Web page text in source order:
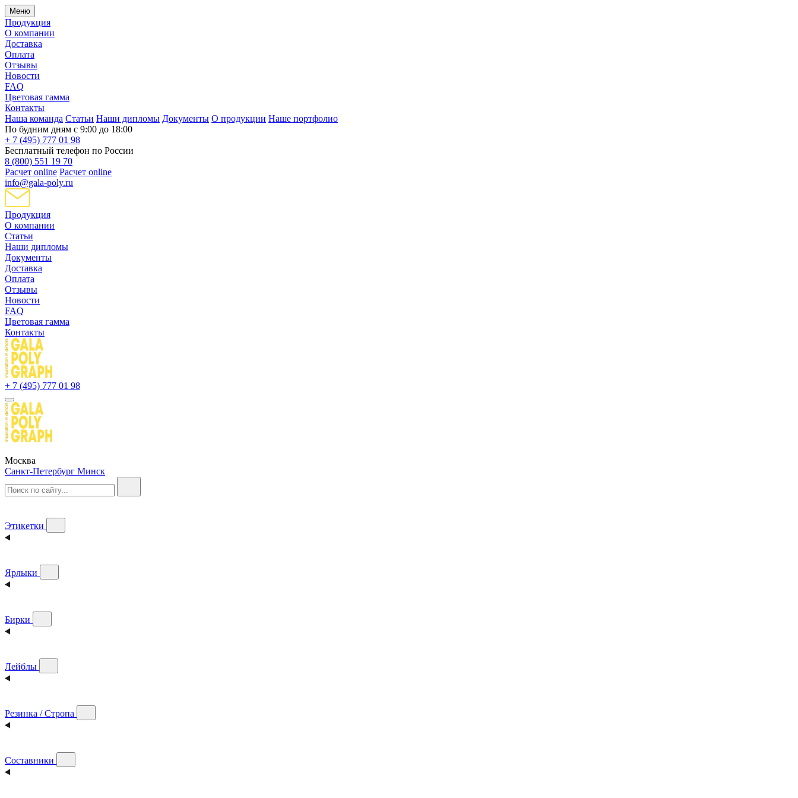
Меню
Продукция
О компании
Доставка
Оплата
Отзывы
Новости
FAQ
Цветовая гамма
Контакты
Наша команда Статьи Наши дипломы Документы О продукции Наше портфолио
По будним дням с 9:00 до 18:00
+ 7 (495) 777 01 98
Бесплатный телефон по России
8 (800) 551 19 70
Расчет online Расчет online
info@gala-poly.ru
Продукция
О компании
Статьи
Наши дипломы
Документы
Доставка
Оплата
Отзывы
Новости
FAQ
Цветовая гамма
Контакты
+ 7 (495) 777 01 98
Москва
Санкт-Петербург Минск
Этикетки
Ярлыки
Бирки
Лейблы
Резинка / Стропа
Составники